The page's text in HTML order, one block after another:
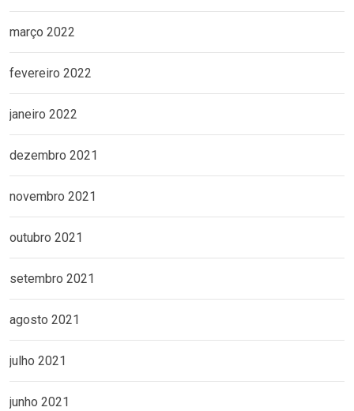
março 2022
fevereiro 2022
janeiro 2022
dezembro 2021
novembro 2021
outubro 2021
setembro 2021
agosto 2021
julho 2021
junho 2021